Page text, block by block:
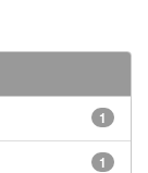
1
1